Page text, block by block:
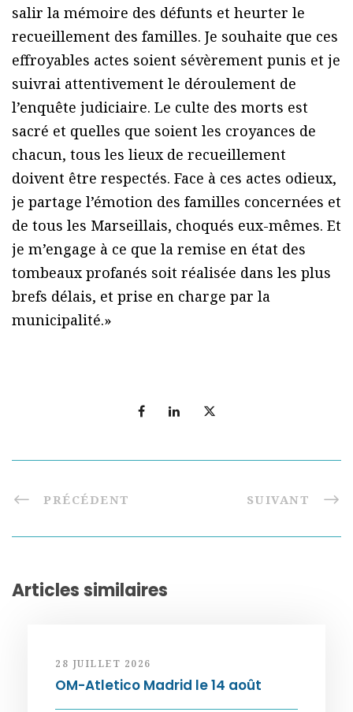
salir la mémoire des défunts et heurter le
recueillement des familles. Je souhaite que ces
effroyables actes soient sévèrement punis et je
suivrai attentivement le déroulement de
l’enquête judiciaire. Le culte des morts est
sacré et quelles que soient les croyances de
chacun, tous les lieux de recueillement
doivent être respectés. Face à ces actes odieux,
je partage l’émotion des familles concernées et
de tous les Marseillais, choqués eux-mêmes. Et
je m’engage à ce que la remise en état des
tombeaux profanés soit réalisée dans les plus
brefs délais, et prise en charge par la
municipalité.»
PRÉCÉDENT SUIVANT
Articles similaires
28 JUILLET 2026
OM-Atletico Madrid le 14 août